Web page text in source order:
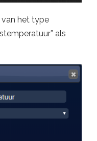
van het type
als